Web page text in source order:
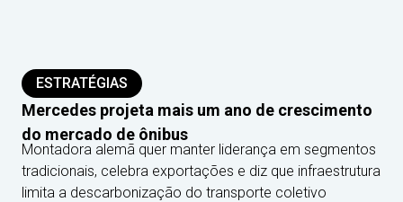
ESTRATÉGIAS
Mercedes projeta mais um ano de crescimento
do mercado de ônibus
Montadora alemã quer manter liderança em segmentos
tradicionais, celebra exportações e diz que infraestrutura
limita a descarbonização do transporte coletivo